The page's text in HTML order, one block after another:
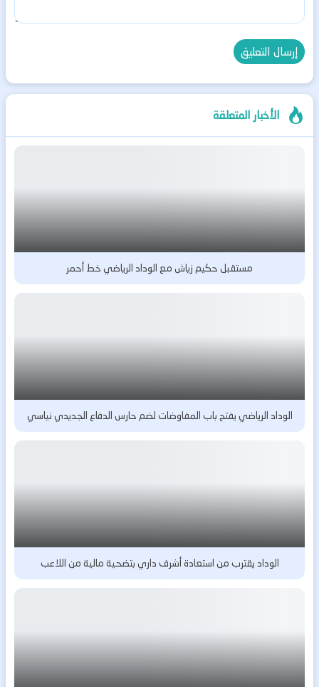
الأخبار المتعلقة
مستقبل حكيم زياش مع الوداد الرياضي خط أحمر
الوداد الرياضي يفتح باب المفاوضات لضم حارس الدفاع الجديدي نياسي
الوداد يقترب من استعادة أشرف داري بتضحية مالية من اللاعب